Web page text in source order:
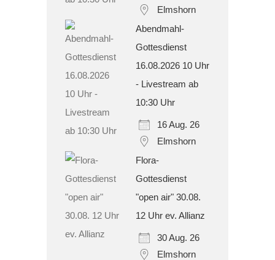
Elmshorn
Abendmahl-
Gottesdienst
16.08.2026 10 Uhr
- Livestream ab
10:30 Uhr
16 Aug. 26
Elmshorn
Flora-
Gottesdienst
"open air" 30.08.
12 Uhr ev. Allianz
30 Aug. 26
Elmshorn